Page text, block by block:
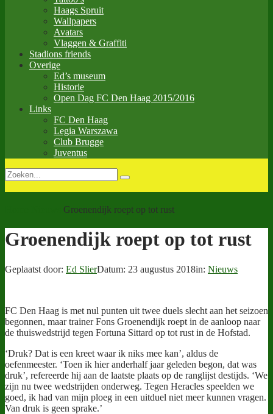
Haags Spruit
Wallpapers
Avatars
Vlaggen & Graffiti
Stadions friends
Overige
Ed’s museum
Historie
Open Dag FC Den Haag 2015/2016
Links
FC Den Haag
Legia Warszawa
Club Brugge
Juventus
Groenendijk roept op tot rust
Groenendijk roept op tot rust
Geplaatst door: Ed SlierDatum: 23 augustus 2018in: Nieuws
FC Den Haag is met nul punten uit twee duels slecht aan het seizoen
begonnen, maar trainer Fons Groenendijk roept in de aanloop naar
de thuiswedstrijd tegen Fortuna Sittard op tot rust in de Hofstad.
‘Druk? Dat is een kreet waar ik niks mee kan’, aldus de
oefenmeester. ‘Toen ik hier anderhalf jaar geleden begon, dat was
druk’, refereerde hij aan de laatste plaats op de ranglijst destijds. ‘We
zijn nu twee wedstrijden onderweg. Tegen Heracles speelden we
goed, ik had van mijn ploeg in een uitduel niet meer kunnen vragen.
Van druk is geen sprake.’